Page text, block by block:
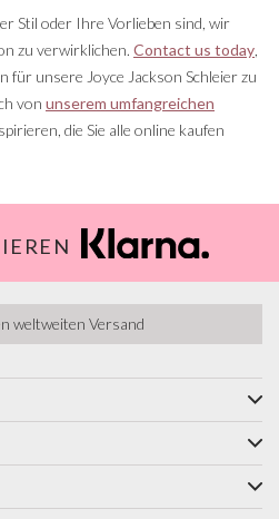
Stil oder Ihre Vorlieben sind, wir
zu verwirklichen. Contact us today
für unsere Joyce Jackson Schleier zu
von unserem umfangreichen
die Sie alle online kaufen
weltweiten Versand